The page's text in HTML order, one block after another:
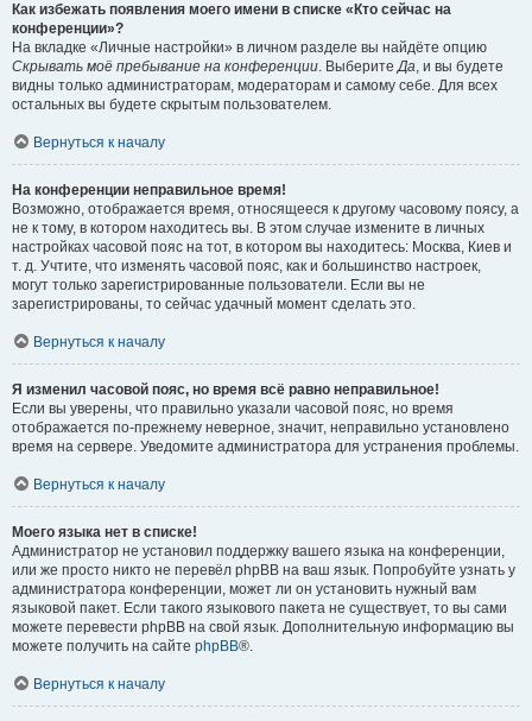
Как избежать появления моего имени в списке «Кто сейчас на
конференции»?
На вкладке «Личные настройки» в личном разделе вы найдёте опцию
Скрывать моё пребывание на конференции. ВыберитеДа, и вы будете
видны только администраторам, модераторам и самому себе. Для всех
остальных вы будете скрытым пользователем.
Вернуться к началу
На конференции неправильное время!
Возможно, отображается время, относящееся к другому часовому поясу, а
не к тому, в котором находитесь вы. В этом случае измените в личных
настройках часовой пояс на тот, в котором вы находитесь: Москва, Киев и
т. д. Учтите, что изменять часовой пояс, как и большинство настроек,
могут только зарегистрированные пользователи. Если вы не
зарегистрированы, то сейчас удачный момент сделать это.
Вернуться к началу
Я изменил часовой пояс, но время всё равно неправильное!
Если вы уверены, что правильно указали часовой пояс, но время
отображается по-прежнему неверное, значит, неправильно установлено
время на сервере. Уведомите администратора для устранения проблемы.
Вернуться к началу
Моего языка нет в списке!
Администратор не установил поддержку вашего языка на конференции,
или же просто никто не перевёл phpBB на ваш язык. Попробуйте узнать у
администратора конференции, может ли он установить нужный вам
языковой пакет. Если такого языкового пакета не существует, то вы сами
можете перевести phpBB на свой язык. Дополнительную информацию вы
можете получить на сайте phpBB®.
Вернуться к началу